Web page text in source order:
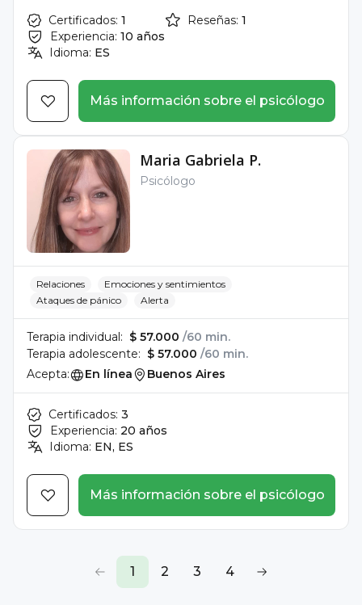
Certificados: 1
Experiencia: 10 años
Idioma: ES
Reseñas: 1
Más información sobre el psicólogo
Maria Gabriela P.
Psicólogo
Relaciones
Emociones y sentimientos
Ataques de pánico
Alerta
Terapia individual: $ 57.000 /60 min.
Terapia adolescente: $ 57.000 /60 min.
Acepta:
En línea Buenos Aires
Certificados: 3
Experiencia: 20 años
Idioma: EN, ES
Más información sobre el psicólogo
1 2 3 4